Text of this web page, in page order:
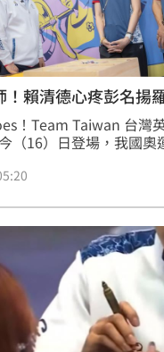
！賴清德心疼彭名揚
！Team Taiwan 台灣
（16）日登場，我國奧
戴。總統賴清德也化身
讚兩位帶傷上場，為國